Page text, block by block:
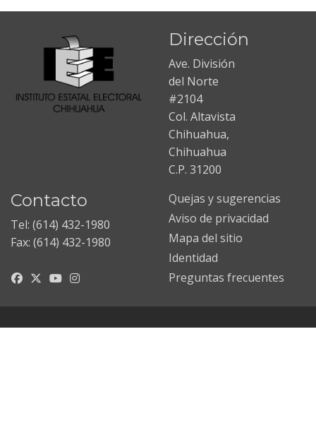
Dirección
Ave. División
del Norte
#2104
Col. Altavista
Chihuahua,
Chihuahua
C.P. 31200
Contacto
Tel: (614) 432-1980
Fax: (614) 432-1980
Quejas y sugerencias
Aviso de privacidad
Mapa del sitio
Identidad
Preguntas frecuentes